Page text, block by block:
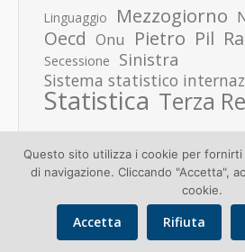
Linguaggio
Mezzogiorno
Oecd Onu Pietro Pil
Secessione Sinistra
Sistema statistico
Statistica Terza
Copyright © 2026 Donato
Questo sito utilizza i cookie per
di navigazione. Cliccando "Accetta",
cookie.
Accetta Rifiuta